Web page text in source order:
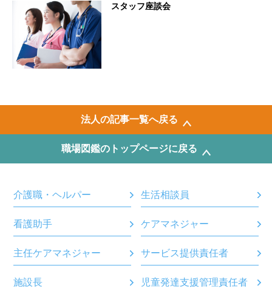
スタッフ座談会
法人の記事一覧へ戻る
職場図鑑のトップページに戻る
介護職・ヘルパー 生活相談員
看護助手 ケアマネジャー
主任ケアマネジャー サービス提供責任者
施設長 児童発達支援管理責任者